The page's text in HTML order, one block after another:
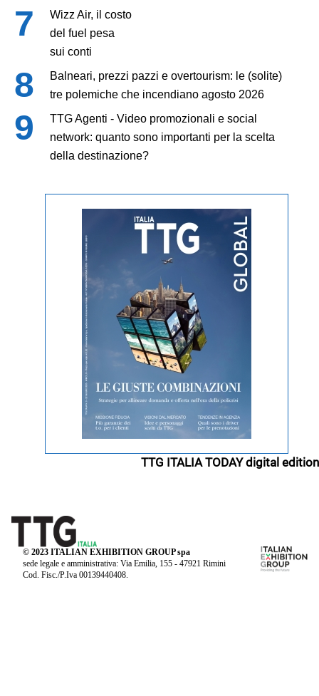
Wizz Air, il costo
del fuel pesa
sui conti
Balneari, prezzi pazzi e overtourism: le (solite)
tre polemiche che incendiano agosto 2026
TTG Agenti - Video promozionali e social
network: quanto sono importanti per la scelta
della destinazione?
TTG ITALIA TODAY digital edition
© 2023 ITALIAN EXHIBITION GROUP spa
sede legale e amministrativa: Via Emilia, 155 - 47921 Rimini
Cod. Fisc./P.Iva 00139440408.